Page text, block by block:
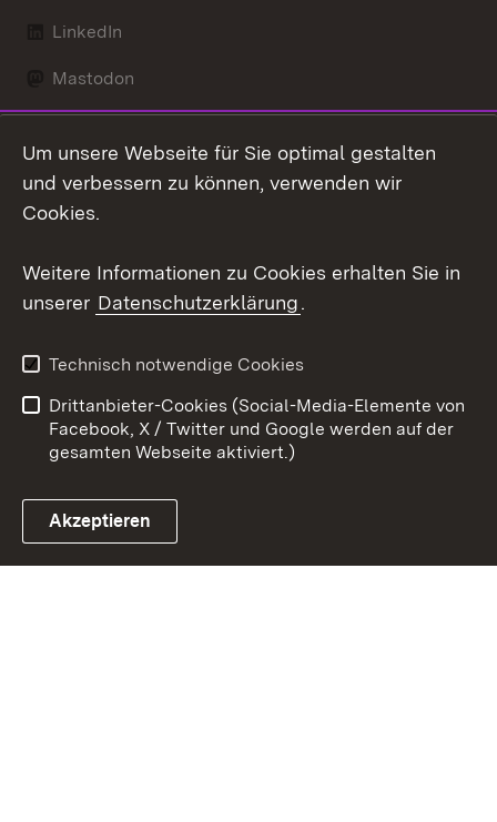
LinkedIn
Mastodon
X / Twitter
Youtube
Link zum Landesportal
Kontakt
Datenschutz
Barrierefreiheit
Impressum Cookies
Um unsere Webseite für Sie optimal gestalten
und verbessern zu können, verwenden wir
Cookies.
Weitere Informationen zu Cookies erhalten Sie in
unserer Datenschutzerklärung.
Technisch notwendige Cookies
Drittanbieter-Cookies (Social-Media-Elemente von
Facebook, X / Twitter und Google werden auf der
gesamten Webseite aktiviert.)
Akzeptieren